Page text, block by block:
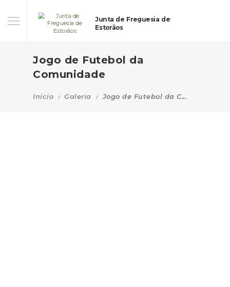
Junta de Freguesia de
Estorãos
Jogo de Futebol da
Comunidade
Início Galeria Jogo de Futebol da C...